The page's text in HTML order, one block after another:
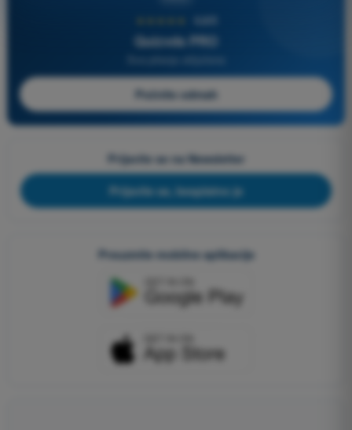
4,6/5
Quizvds PRO
Počnite odmah
Prijavite se na Newsletter
Prijavite se, besplatno je
Preuzmite mobilne aplikacije